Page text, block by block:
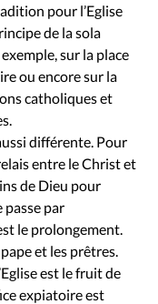
pour l’Eglise
de la sola
sur la place
ou encore sur la
catholiques et
différente. Pour
entre le Christ et
de Dieu pour
passe par
le prolongement.
et les prêtres.
est le fruit de
expiatoire est